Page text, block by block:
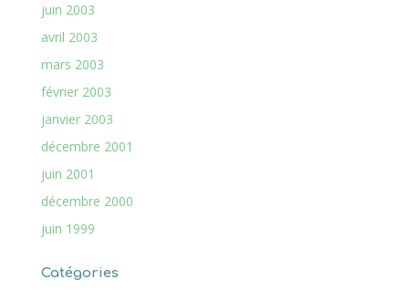
juin 2003
avril 2003
mars 2003
février 2003
janvier 2003
décembre 2001
juin 2001
décembre 2000
juin 1999
Catégories